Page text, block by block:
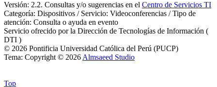
Versión: 2.2. Consultas y/o sugerencias en el Centro de Servicios TI
Categoría: Dispositivos / Servicio: Videoconferencias / Tipo de
atención: Consulta o ayuda en evento
Servicio ofrecido por la Dirección de Tecnologías de Información (
DTI )
© 2026 Pontificia Universidad Católica del Perú (PUCP)
Tema: Copyright © 2026 Almsaeed Studio
Top